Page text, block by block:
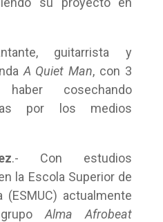
guitarrista y
A Quiet Man, con 3
cosechando
por los medios
.- Con estudios
la Escola Superior de
(ESMUC) actualmente
Alma Afrobeat